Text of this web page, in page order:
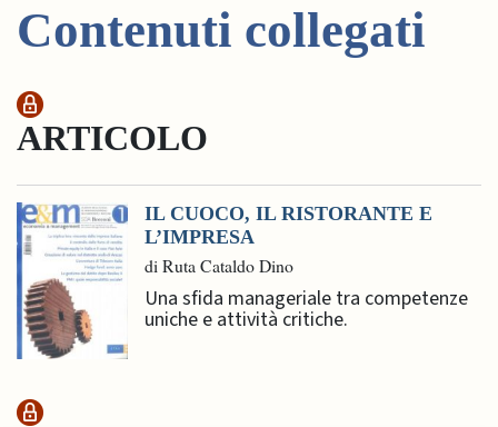
Contenuti collegati
ARTICOLO
IL CUOCO, IL RISTORANTE E
L’IMPRESA
di Ruta Cataldo Dino
Una sfida manageriale tra competenze
uniche e attività critiche.